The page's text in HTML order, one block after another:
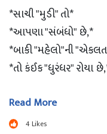
*સાચી "મુડી" તો*
*આપણા "સંબંધો" છે,*
*બાકી "મહેલો"ની
*તો કંઈક "ધુરંધર" રોયા
*"માટી" જ આપણને*
*"જકડી" રાખશે,*
Read More
4Likes